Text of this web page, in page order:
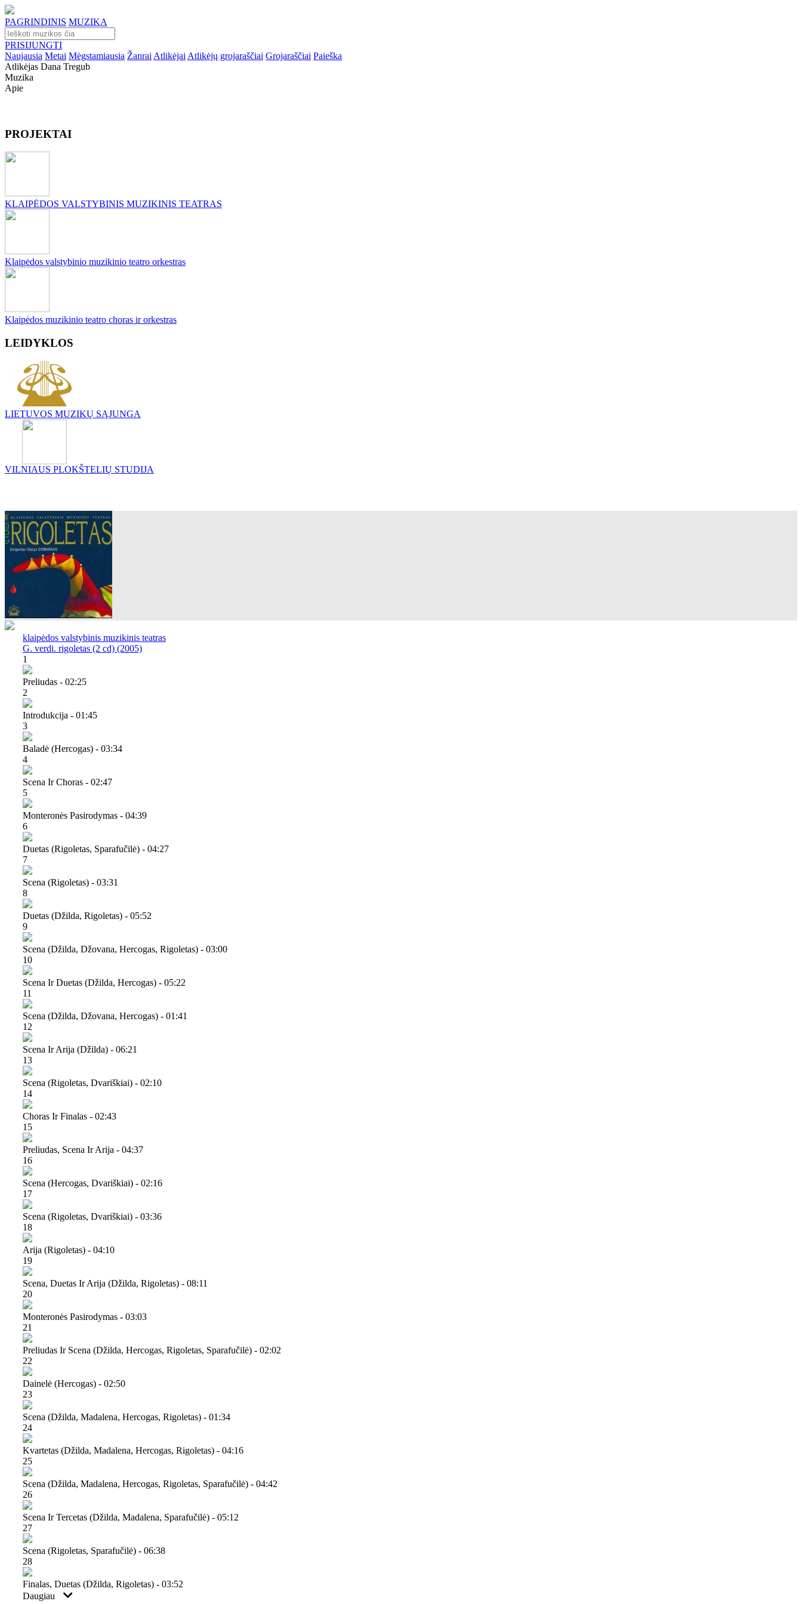
PAGRINDINIS MUZIKA
PRISIJUNGTI
Naujausia Metai Mėgstamiausia Žanrai Atlikėjai Atlikėjų grojaraščiai Grojaraščiai Paieška
Atlikėjas Dana Tregub
Muzika
Apie
PROJEKTAI
KLAIPĖDOS VALSTYBINIS MUZIKINIS TEATRAS
Klaipėdos valstybinio muzikinio teatro orkestras
Klaipėdos muzikinio teatro choras ir orkestras
LEIDYKLOS
LIETUVOS MUZIKŲ SĄJUNGA
VILNIAUS PLOKŠTELIŲ STUDIJA
klaipėdos valstybinis muzikinis teatras
G. verdi. rigoletas (2 cd) (2005)
1
Preliudas - 02:25
2
Introdukcija - 01:45
3
Baladė (hercogas) - 03:34
4
Scena Ir Choras - 02:47
5
Monteronės Pasirodymas - 04:39
6
Duetas (rigoletas, Sparafučilė) - 04:27
7
Scena (rigoletas) - 03:31
8
Duetas (džilda, Rigoletas) - 05:52
9
Scena (džilda, Džovana, Hercogas, Rigoletas) - 03:00
10
Scena Ir Duetas (džilda, Hercogas) - 05:22
11
Scena (džilda, Džovana, Hercogas) - 01:41
12
Scena Ir Arija (džilda) - 06:21
13
Scena (rigoletas, Dvariškiai) - 02:10
14
Choras Ir Finalas - 02:43
15
Preliudas, Scena Ir Arija - 04:37
16
Scena (hercogas, Dvariškiai) - 02:16
17
Scena (rigoletas, Dvariškiai) - 03:36
18
Arija (rigoletas) - 04:10
19
Scena, Duetas Ir Arija (džilda, Rigoletas) - 08:11
20
Monteronės Pasirodymas - 03:03
21
Preliudas Ir Scena (džilda, Hercogas, Rigoletas, Sparafučilė) - 02:02
22
Dainelė (hercogas) - 02:50
23
Scena (džilda, Madalena, Hercogas, Rigoletas) - 01:34
24
Kvartetas (džilda, Madalena, Hercogas, Rigoletas) - 04:16
25
Scena (džilda, Madalena, Hercogas, Rigoletas, Sparafučilė) - 04:42
26
Scena Ir Tercetas (džilda, Madalena, Sparafučilė) - 05:12
27
Scena (rigoletas, Sparafučilė) - 06:38
28
Finalas, Duetas (džilda, Rigoletas) - 03:52
Daugiau